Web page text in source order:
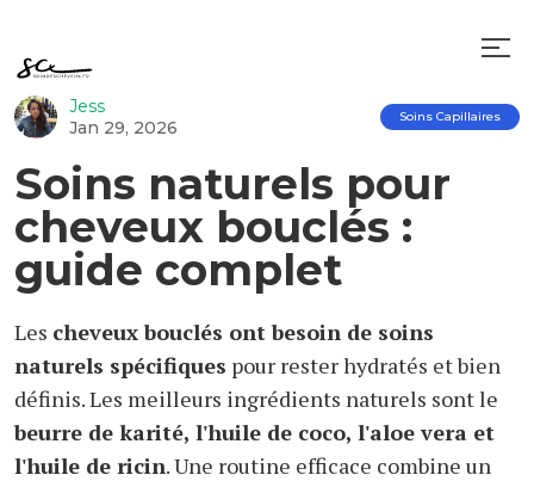
Jess
Jan 29, 2026
Soins Capillaires
Soins naturels pour
cheveux bouclés :
guide complet
Les cheveux bouclés ont besoin de soins
naturels spécifiques pour rester hydratés et bien
définis. Les meilleurs ingrédients naturels sont le
beurre de karité, l'huile de coco, l'aloe vera et
l'huile de ricin. Une routine efficace combine un